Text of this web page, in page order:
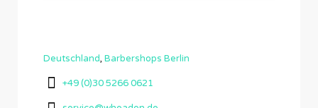
Deutschland, Barbershops Berlin
+49 (0)30 5266 0621